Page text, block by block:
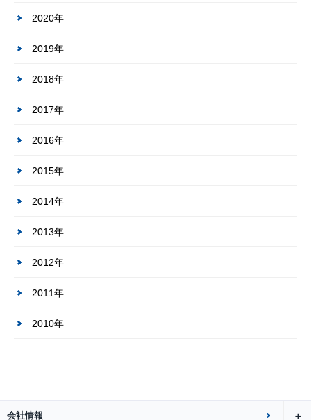
2020年
2019年
2018年
2017年
2016年
2015年
2014年
2013年
2012年
2011年
2010年
会社情報